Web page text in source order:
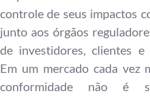
controle de seus impactos
junto aos órgãos
de investidores, clientes e
Em um mercado cada vez
conformidade não é